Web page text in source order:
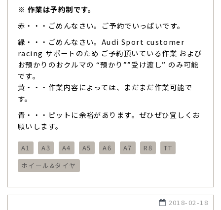
※ 作業は予約制です。
赤・・・ごめんなさい。ご予約でいっぱいです。
緑・・・ごめんなさい。Audi Sport customer
racing サポートのため ご予約頂いている作業 および
お預かりのおクルマの “預かり””受け渡し” のみ可能
です。
黄・・・作業内容によっては、まだまだ作業可能で
す。
青・・・ピットに余裕があります。ぜひぜひ宜しくお
願いします。
A1 A3 A4 A5 A6 A7 R8
TT
ホイール&タイヤ
2018-02-18